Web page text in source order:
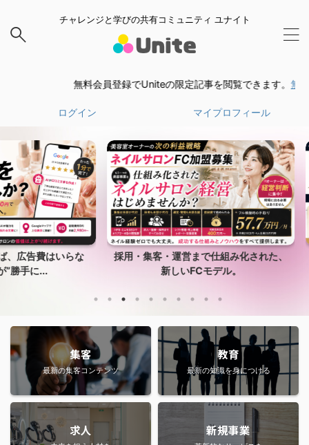
チャレンジと学びの共有コミュニティ ユナイト
無料会員登録でUniteの限定記事を閲覧できます。 無料会員
ログイン マイプロフィール
いらな
採用・集客・運営まで仕組み化された、
新しいFCモデル。
集客
最新の集客コンテンツ
教育
最新の知識を身につける
求人 新規事業